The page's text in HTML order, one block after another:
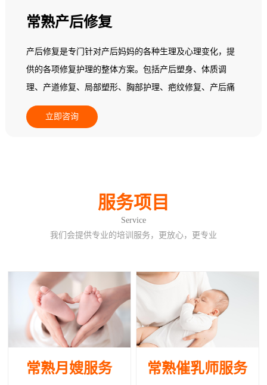
常熟产后修复
产后修复是专门针对产后妈妈的各种生理及心理变化，提
供的各项修复护理的整体方案。包括产后塑身、体质调
理、产道修复、局部塑形、胸部护理、疤纹修复、产后痛
经调理、产后益肾养护、产后暖宫养巢。
立即咨询
服务项目
Service
我们会提供专业的培训服务，更放心，更专业
常熟月嫂服务 常熟催乳师服务